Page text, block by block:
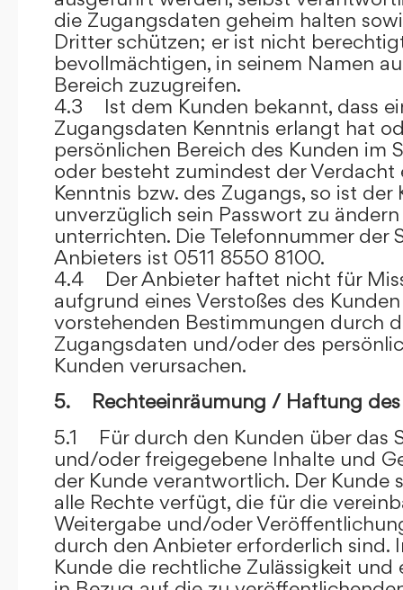
die Zugangsdaten geheim halten
Dritter schützen; er ist nicht
bevollmächtigen, in seinem Namen
Bereich zuzugreifen.
4.3 Ist dem Kunden bekannt, dass
Zugangsdaten Kenntnis erlangt hat
persönlichen Bereich des Kunden im
oder besteht zumindest der Verdacht
Kenntnis bzw. des Zugangs, so ist
unverzüglich sein Passwort zu
unterrichten. Die Telefonnummer der
Anbieters ist 0511 8550 8100.
4.4 Der Anbieter haftet nicht für
aufgrund eines Verstoßes des
vorstehenden Bestimmungen durch
Zugangsdaten und/oder des
Kunden verursachen.
5. Rechteeinräumung / Haftung des
5.1 Für durch den Kunden über das
und/oder freigegebene Inhalte und
der Kunde verantwortlich. Der Kunde
alle Rechte verfügt, die für die
Weitergabe und/oder
durch den Anbieter erforderlich sind.
Kunde die rechtliche Zulässigkeit